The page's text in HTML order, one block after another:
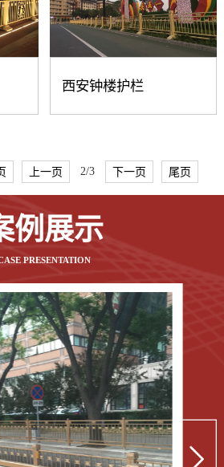
西安钟楼护栏
上一页 2/3 下一页 尾页
例展示
PRESENTATION